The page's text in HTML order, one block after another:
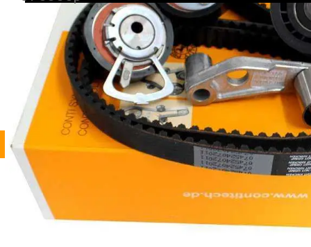
В любое время при свободном подъемнике
Поменять диски и колодки